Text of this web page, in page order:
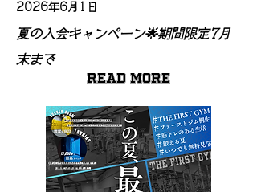
2026年6月1日
夏の入会キャンペーン🌟期間限定7月
末まで
Read More